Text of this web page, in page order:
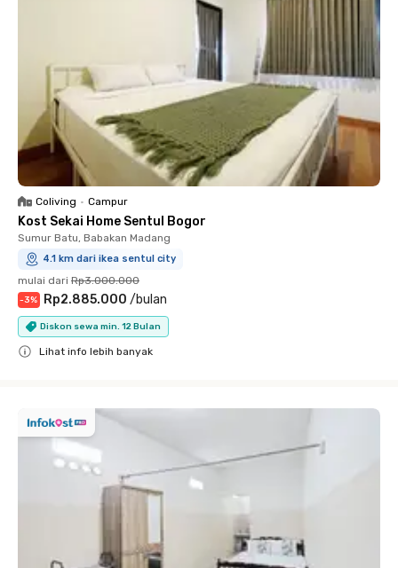
Coliving • Campur
Kost Sekai Home Sentul Bogor
Sumur Batu, Babakan Madang
4.1 km dari ikea sentul city
mulai dari Rp3.000.000
-3% Rp2.885.000 /bulan
Diskon sewa min. 12 Bulan
Lihat info lebih banyak